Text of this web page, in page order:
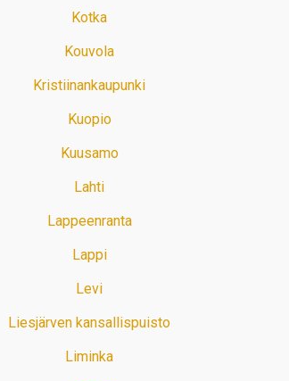
Kotka
Kouvola
Kristiinankaupunki
Kuopio
Kuusamo
Lahti
Lappeenranta
Lappi
Levi
Liesjärven kansallispuisto
Liminka